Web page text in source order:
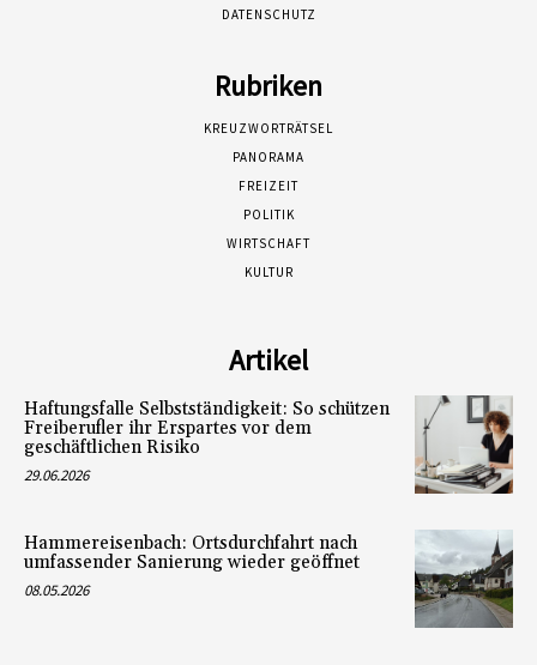
DATENSCHUTZ
Rubriken
KREUZWORTRÄTSEL
PANORAMA
FREIZEIT
POLITIK
WIRTSCHAFT
KULTUR
Artikel
Haftungsfalle Selbstständigkeit: So schützen
Freiberufler ihr Erspartes vor dem
geschäftlichen Risiko
29.06.2026
Hammereisenbach: Ortsdurchfahrt nach
umfassender Sanierung wieder geöffnet
08.05.2026